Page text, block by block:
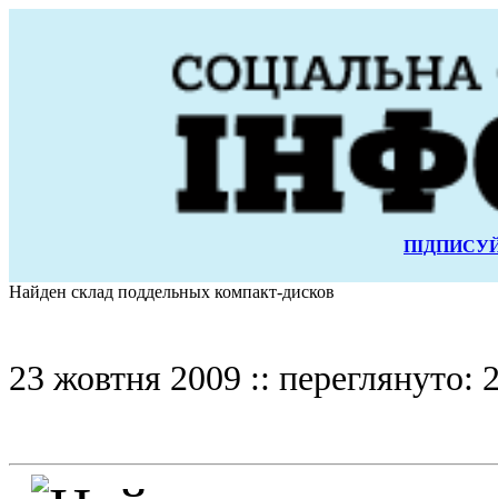
Найден склад поддельных компакт-дисков
23 жовтня 2009 :: переглянуто: